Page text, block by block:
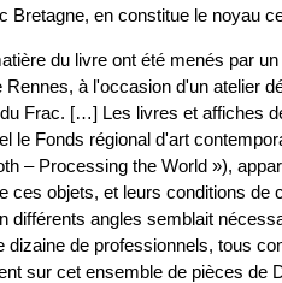
Bretagne, en constitue le noyau
du livre ont été menés par
à l'occasion d'un atelier
Frac. […] Les livres et affiches
le Fonds régional d'art
– Processing the World »),
ces objets, et leurs conditions de
différents angles semblait
de professionnels, tous
sur cet ensemble de pièces de